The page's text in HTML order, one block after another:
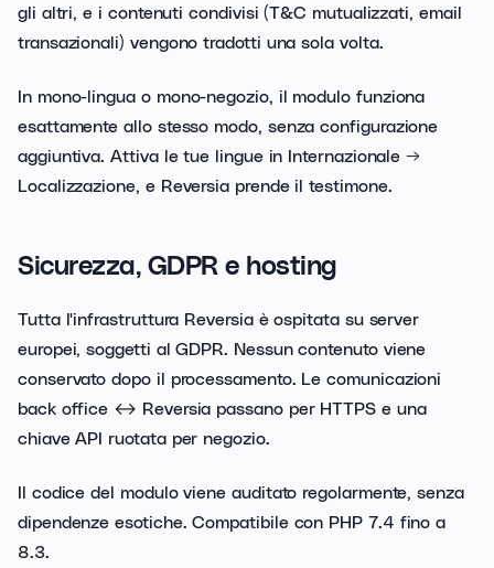
gli altri, e i contenuti condivisi (T&C mutualizzati, email
transazionali) vengono tradotti una sola volta.
In mono-lingua o mono-negozio, il modulo funziona
esattamente allo stesso modo, senza configurazione
aggiuntiva. Attiva le tue lingue in Internazionale →
Localizzazione, e Reversia prende il testimone.
Sicurezza, GDPR e hosting
Tutta l'infrastruttura Reversia è ospitata su server
europei, soggetti al GDPR. Nessun contenuto viene
conservato dopo il processamento. Le comunicazioni
back office ↔ Reversia passano per HTTPS e una
chiave API ruotata per negozio.
Il codice del modulo viene auditato regolarmente, senza
dipendenze esotiche. Compatibile con PHP 7.4 fino a
8.3.